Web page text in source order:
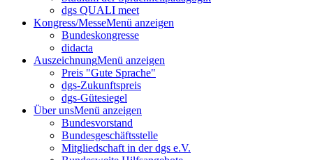
dgs QUALI meet
Kongress/MesseMenü anzeigen
Bundeskongresse
didacta
AuszeichnungMenü anzeigen
Preis "Gute Sprache"
dgs-Zukunftspreis
dgs-Gütesiegel
Über unsMenü anzeigen
Bundesvorstand
Bundesgeschäftsstelle
Mitgliedschaft in der dgs e.V.